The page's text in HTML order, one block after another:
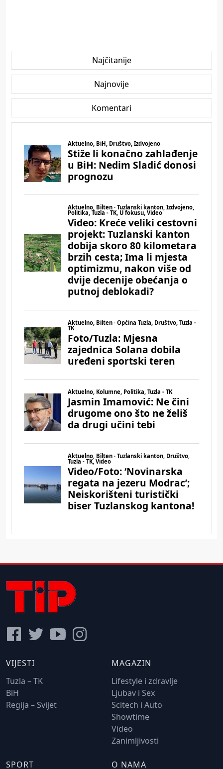
Najčitanije
Najnovije
Komentari
VIJESTI
Tuzla – TK
BiH
Regija – Svijet
MAGAZIN
Lifestyle i zdravlje
Ljubav i Sex
Scitech i Auto
Showtime
Video
Zanimljivosti
SPORT O NAMA